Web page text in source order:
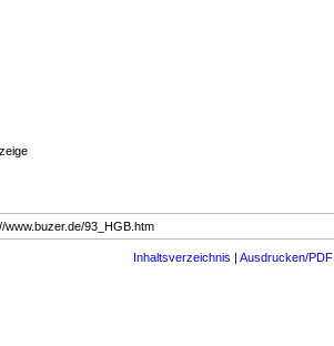
www.buzer.de/93_HGB.htm
Inhaltsverzeichnis | Ausdrucken/PDF